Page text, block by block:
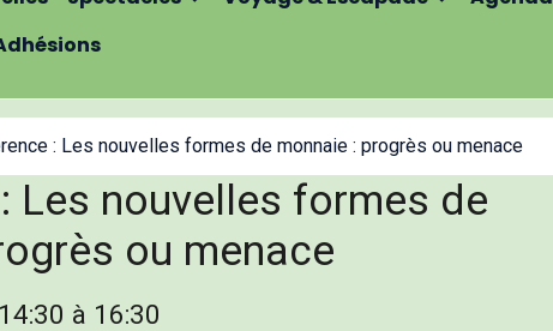
: Les nouvelles formes de monnaie : progrès ou menace
Les nouvelles formes de
ou menace
à 16:30